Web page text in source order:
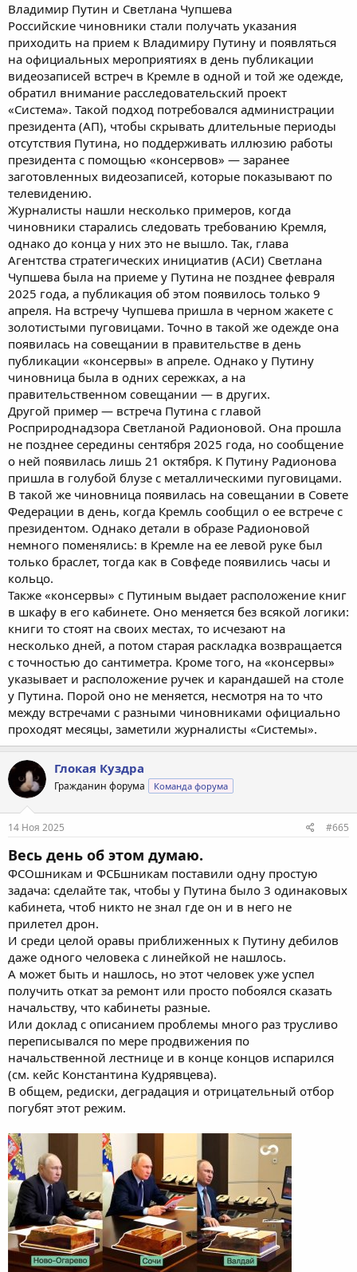
Владимир Путин и Светлана Чупшева
Российские чиновники стали получать указания
приходить на прием к Владимиру Путину и появляться
на официальных мероприятиях в день публикации
видеозаписей встреч в Кремле в одной и той же одежде,
обратил внимание расследовательский проект
«Система». Такой подход потребовался администрации
президента (АП), чтобы скрывать длительные периоды
отсутствия Путина, но поддерживать иллюзию работы
президента с помощью «консервов» — заранее
заготовленных видеозаписей, которые показывают по
телевидению.
Журналисты нашли несколько примеров, когда
чиновники старались следовать требованию Кремля,
однако до конца у них это не вышло. Так, глава
Агентства стратегических инициатив (АСИ) Светлана
Чупшева была на приеме у Путина не позднее февраля
2025 года, а публикация об этом появилось только 9
апреля. На встречу Чупшева пришла в черном жакете с
золотистыми пуговицами. Точно в такой же одежде она
появилась на совещании в правительстве в день
публикации «консервы» в апреле. Однако у Путину
чиновница была в одних сережках, а на
правительственном совещании — в других.
Другой пример — встреча Путина с главой
Росприроднадзора Светланой Радионовой. Она прошла
не позднее середины сентября 2025 года, но сообщение
о ней появилась лишь 21 октября. К Путину Радионова
пришла в голубой блузе с металлическими пуговицами.
В такой же чиновница появилась на совещании в Совете
Федерации в день, когда Кремль сообщил о ее встрече с
президентом. Однако детали в образе Радионовой
немного поменялись: в Кремле на ее левой руке был
только браслет, тогда как в Совфеде появились часы и
кольцо.
Также «консервы» с Путиным выдает расположение книг
в шкафу в его кабинете. Оно меняется без всякой логики:
книги то стоят на своих местах, то исчезают на
несколько дней, а потом старая раскладка возвращается
с точностью до сантиметра. Кроме того, на «консервы»
указывает и расположение ручек и карандашей на столе
у Путина. Порой оно не меняется, несмотря на то что
между встречами с разными чиновниками официально
проходят месяцы, заметили журналисты «Системы».
Глокая Куздра
Гражданин форума Команда форума
14 Ноя 2025 #665
Весь день об этом думаю.
ФСОшникам и ФСБшникам поставили одну простую
задача: сделайте так, чтобы у Путина было 3 одинаковых
кабинета, чтоб никто не знал где он и в него не
прилетел дрон.
И среди целой оравы приближенных к Путину дебилов
даже одного человека с линейкой не нашлось.
А может быть и нашлось, но этот человек уже успел
получить откат за ремонт или просто побоялся сказать
начальству, что кабинеты разные.
Или доклад с описанием проблемы много раз трусливо
переписывался по мере продвижения по
начальственной лестнице и в конце концов испарился
(см. кейс Константина Кудрявцева).
В общем, редиски, деградация и отрицательный отбор
погубят этот режим.